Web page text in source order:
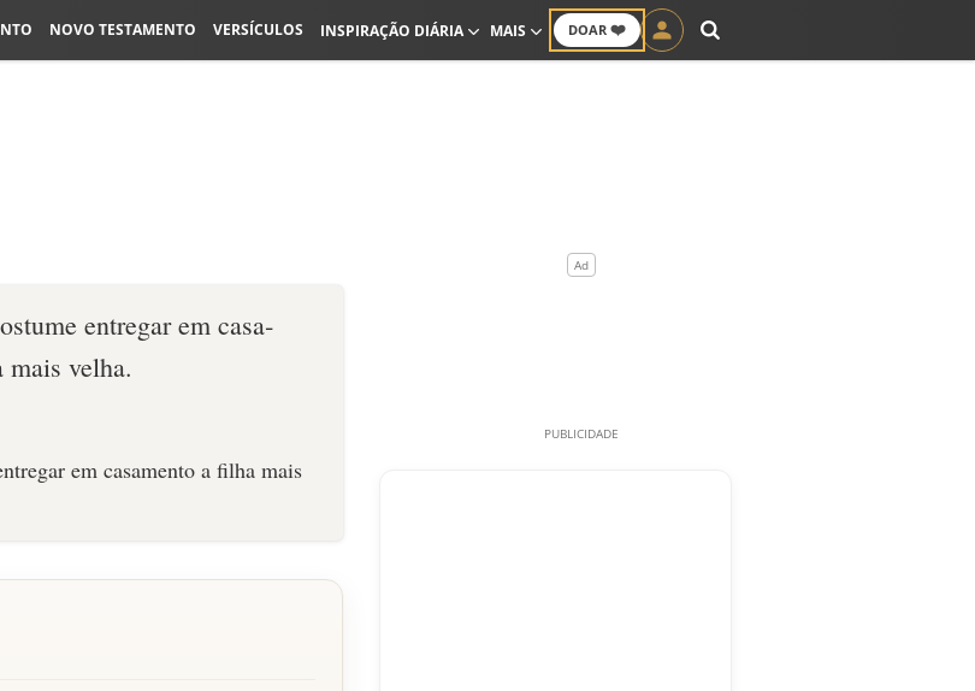
DOAR ❤️
NOVO TESTAMENTO VERSÍCULOS INSPIRAÇÃO DIÁRIA MAIS
entre­gar em casa­
mais velha.